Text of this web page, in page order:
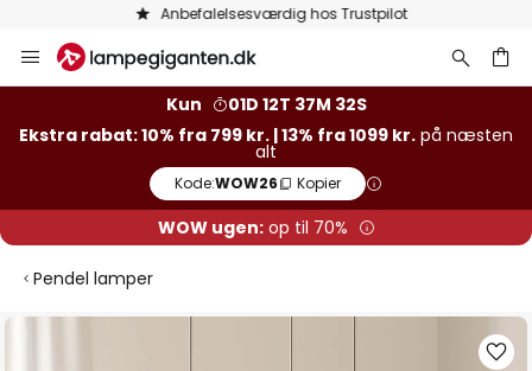
Anbefalelsesværdig hos Trustpilot
to
Kun
01D 12T 37M 32S
Ekstra rabat: 10% fra 799 kr. | 13% fra 1099 kr. på næsten
alt
Kode:WOW26 Kopier
WOW ugen:op til 70%
Pendel lamper
Gå